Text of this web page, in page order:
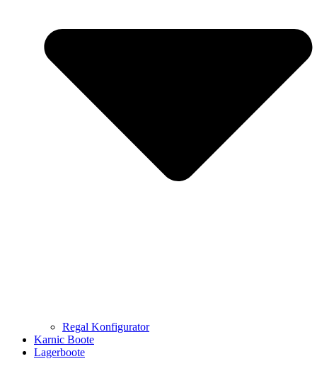
Regal Konfigurator
Karnic Boote
Lagerboote